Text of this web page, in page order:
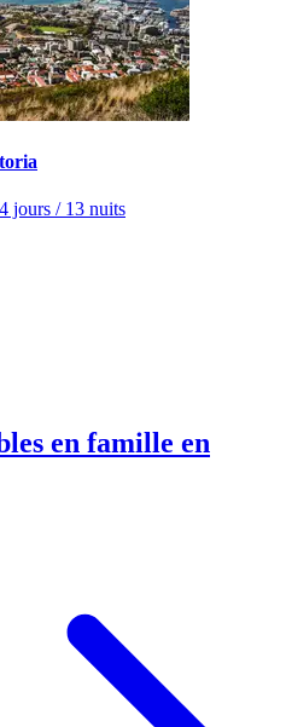
jours / 13 nuits
en famille en